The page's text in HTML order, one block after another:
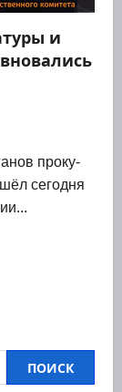
и
про­ку­
сего­дня